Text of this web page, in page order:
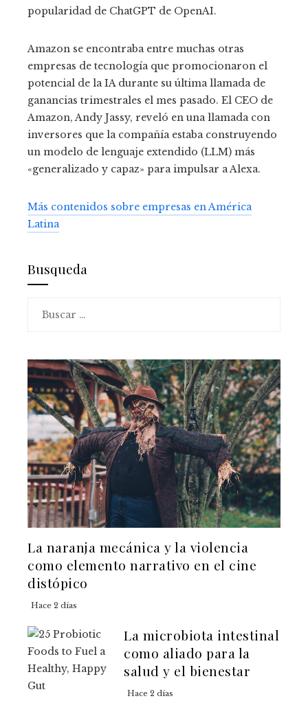
popularidad de ChatGPT de OpenAI.
Amazon se encontraba entre muchas otras
empresas de tecnología que promocionaron el
potencial de la IA durante su última llamada de
ganancias trimestrales el mes pasado. El CEO de
Amazon, Andy Jassy, ​​reveló en una llamada con
inversores que la compañía estaba construyendo
un modelo de lenguaje extendido (LLM) más
«generalizado y capaz» para impulsar a Alexa.
Más contenidos sobre empresas en América
Latina
Busqueda
La naranja mecánica y la violencia
como elemento narrativo en el cine
distópico
Hace 2 días
La microbiota intestinal
como aliado para la
salud y el bienestar
Hace 2 días